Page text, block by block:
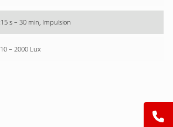
15 s – 30 min, Impulsion
10 – 2000 Lux